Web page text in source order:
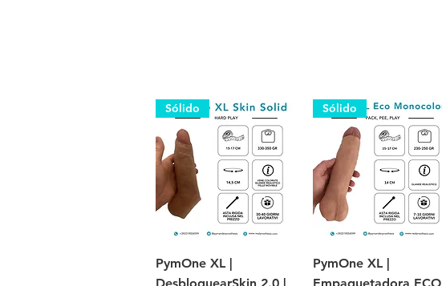
Vista rápida
Sólido
PymOne XL |
DesbloquearSkin 2.0 |
Vista rápida
Sólido
PymOne XL |
Empaquetadora ECO